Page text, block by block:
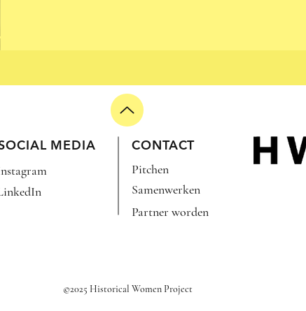
MEDIA CONTACT
Pitchen
Samenwerken
Partner worden
©2025 Historical Women Project